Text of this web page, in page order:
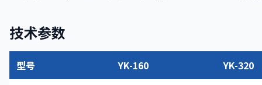
技术参数
型号 YK-160
YK-320